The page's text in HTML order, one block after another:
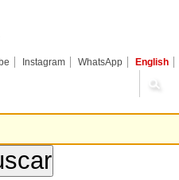
Instagram WhatsApp English